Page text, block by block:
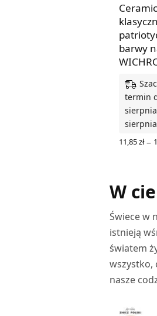
barwy
termin
sierpnia
11,85zł –
W
Świece w
istnieją
światem
wszystko,
nasze